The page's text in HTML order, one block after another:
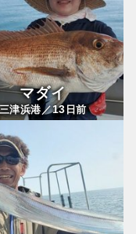
マダイ
三津浜港／13 日前